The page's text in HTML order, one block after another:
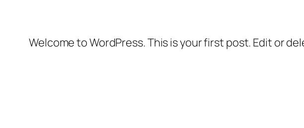
Welcome to WordPress. This is your first post. Edit or